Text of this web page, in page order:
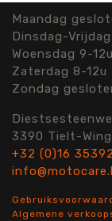
Maandag
Dinsdag-
Woensdag 9-
Zaterdag 8-12u
Zondag
3390 Tielt-
+32 (0)16
Algemene